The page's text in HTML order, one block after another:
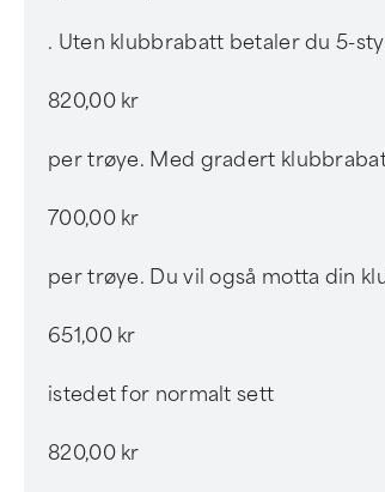
. Uten klubbrabatt betaler du 5-
820,00 kr
per trøye. Med gradert
700,00 kr
per trøye. Du vil også motta din
651,00 kr
istedet for normalt sett
820,00 kr